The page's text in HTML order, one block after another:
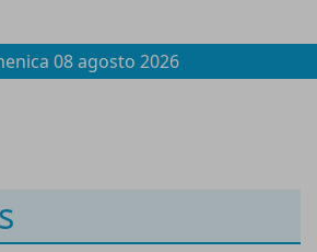
08 agosto 2026